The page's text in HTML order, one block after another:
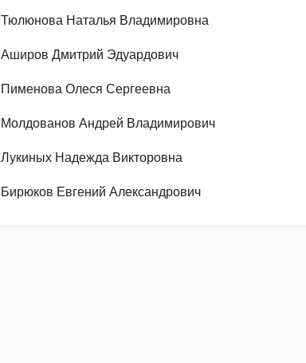
Тюлюнова Наталья Владимировна
Аширов Дмитрий Эдуардович
Пименова Олеся Сергеевна
Молдованов Андрей Владимирович
Лукиных Надежда Викторовна
Бирюков Евгений Александрович